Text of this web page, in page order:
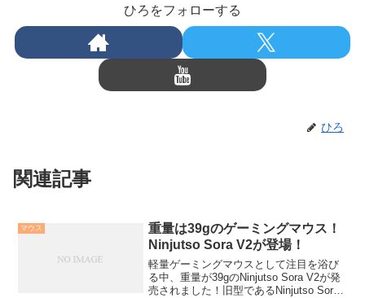
ひろをフォローする
ひろ
関連記事
マウス
重量は39gのゲーミングマウス！
Ninjutso Sora V2が登場！
軽量ゲーミングマウスとして注目を浴び
る中、重量が39gのNinjutso Sora V2が発
売されました！旧型であるNinjutso Sora